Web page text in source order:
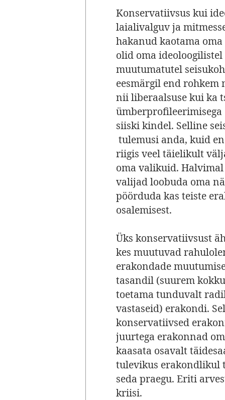
Konservatiivsus kui
laialivalguv ja
hakanud kaotama
olid oma
muutumatutel
eesmärgil end rohkem
nii liberaalsuse kui ka
siiski kindel. Selline
tulemusi anda, kuid
riigis veel täielikult
oma valikuid.
valijad loobuda oma
pöörduda kas teiste
osalemisest.
Üks konservatiivsust
kes muutuvad
erakondade
tasandil (suurem
toetama tunduvalt
vastaseid) erakondi.
konservatiivsed
juurtega erakonnad
kaasata osavalt
tulevikus erakondlikul
seda praegu. Eriti
kriisi.